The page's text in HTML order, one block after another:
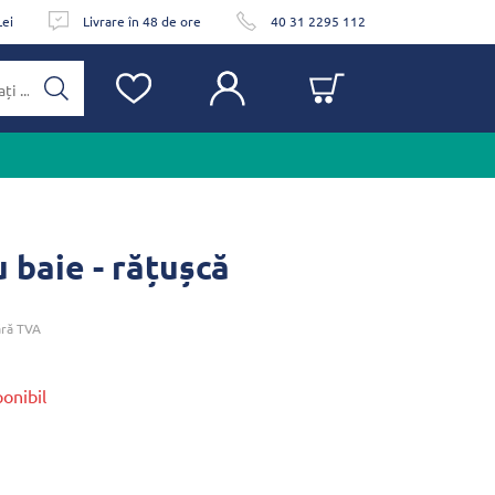
Livrare în 48 de ore 40 31 2295 112
baie - rățușcă
TVA